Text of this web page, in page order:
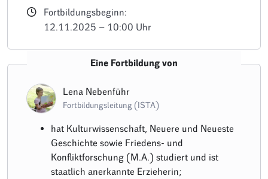
Fortbildungsbeginn:
12.11.2025 – 10:00 Uhr
Eine Fortbildung von
Lena Nebenführ
Fortbildungsleitung (ISTA)
hat Kulturwissenschaft, Neuere und Neueste
Geschichte sowie Friedens- und
Konfliktforschung (M.A.) studiert und ist
staatlich anerkannte Erzieherin;